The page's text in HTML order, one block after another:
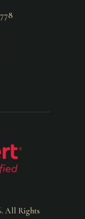
All Rights